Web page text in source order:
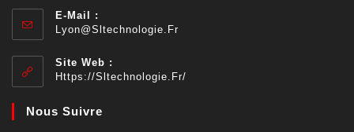
E-Mail :
Lyon@sltechnologie.fr
Site Web :
Https://sltechnologie.fr/
Nous Suivre